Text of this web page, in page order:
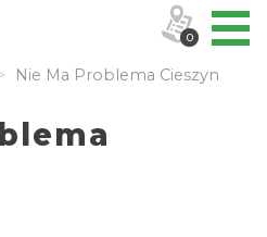
Nie Ma Problema Cieszyn
0